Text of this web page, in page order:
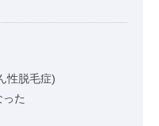
性脱毛症)
た